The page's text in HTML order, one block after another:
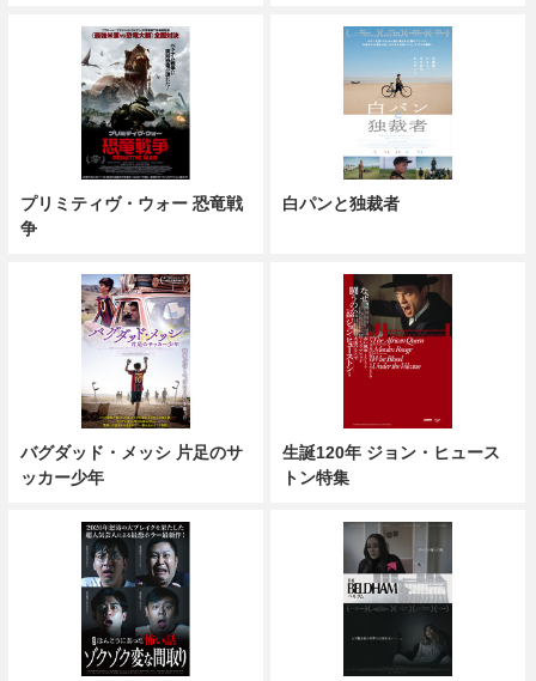
プリミティヴ・ウォー 恐竜戦
争
白パンと独裁者
バグダッド・メッシ 片足のサ
ッカー少年
生誕120年 ジョン・ヒュース
トン特集